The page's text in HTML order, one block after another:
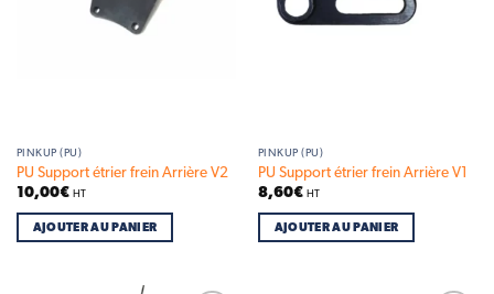
PINKUP (PU)
PU Support étrier frein Arrière V2
10,00€ HT
AJOUTER AU PANIER
PINKUP (PU)
PU Support étrier frein Arrière V1
8,60€ HT
AJOUTER AU PANIER